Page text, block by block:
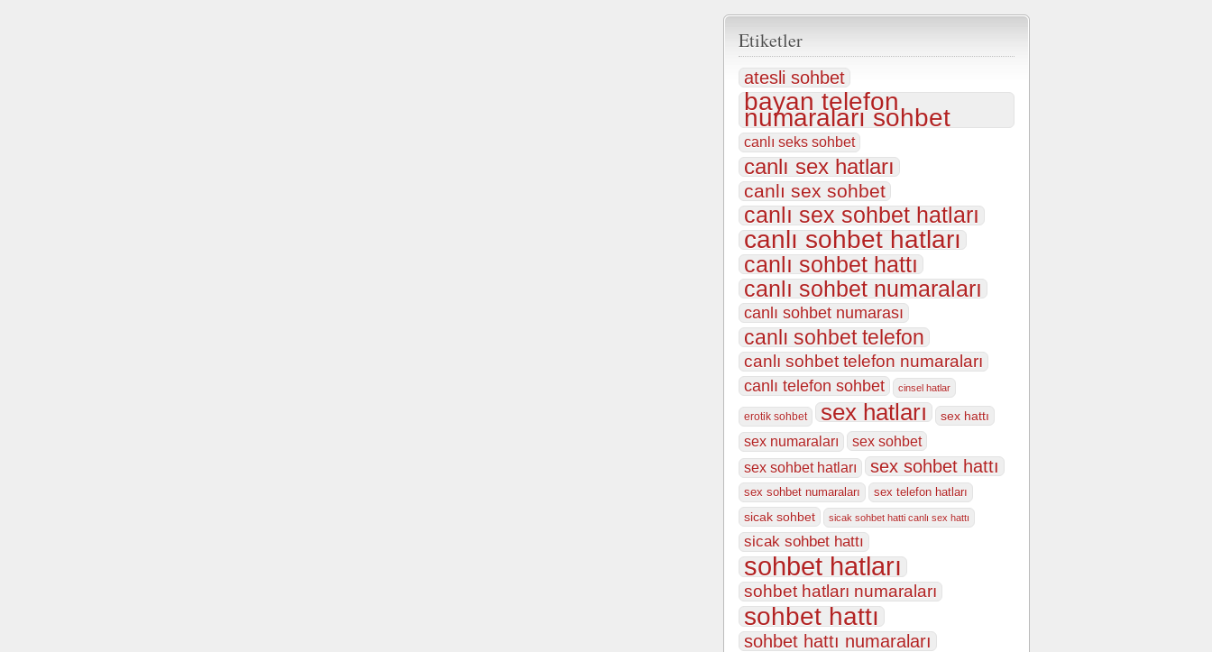
Etiketler
atesli sohbet
bayan telefon
numaraları sohbet
canlı seks sohbet
canlı sex hatları
canlı sex sohbet
canlı sex sohbet hatları
canlı sohbet hatları
canlı sohbet hattı
canlı sohbet numaraları
canlı sohbet numarası
canlı sohbet telefon
canlı sohbet telefon numaraları
canlı telefon sohbet cinsel hatlar
erotik sohbet sex hatları sex hattı
sex numaraları sex sohbet
sex sohbet hatları sex sohbet hattı
sex sohbet numaraları sex telefon hatları
sicak sohbet sicak sohbet hatti canlı sex hattı
sicak sohbet hattı
sohbet hatları
sohbet hatları numaraları
sohbet hattı
sohbet hattı numaraları